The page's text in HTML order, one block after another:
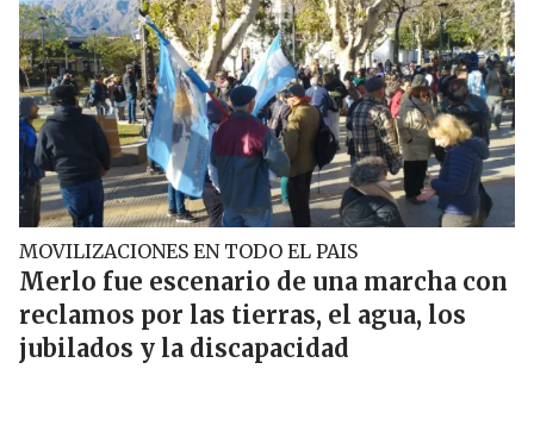
MOVILIZACIONES EN TODO EL PAIS
Merlo fue escenario de una marcha con
reclamos por las tierras, el agua, los
jubilados y la discapacidad